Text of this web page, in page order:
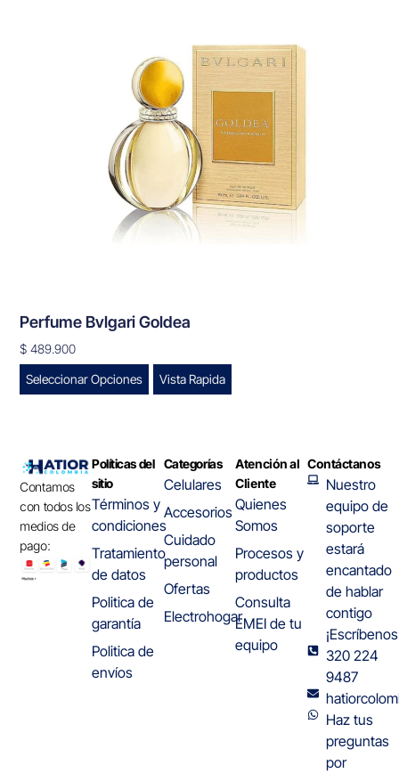
Perfume Bvlgari Goldea
$ 489.900
Seleccionar Opciones
Vista Rapida
Contamos
con todos los
medios de
pago:
Políticas del
sitio
Términos y
condiciones
Tratamiento
de datos
Politica de
garantía
Politica de
envíos
Categorías
Celulares
Accesorios
Cuidado
personal
Ofertas
Electrohogar
Atención al
Cliente
Quienes
Somos
Procesos y
productos
Consulta
EMEI de tu
equipo
Contáctanos
Nuestro
equipo de
soporte
estará
encantado
de hablar
contigo
320 224
9487
Haz tus
preguntas
por